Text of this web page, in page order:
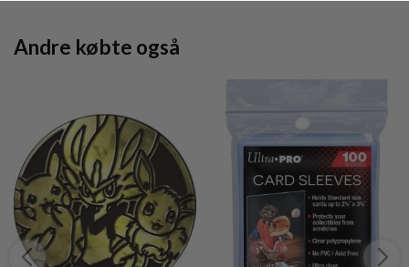
Andre købte også